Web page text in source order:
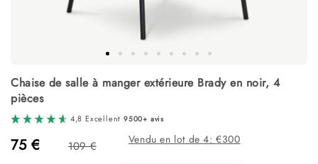
Chaise de salle à manger extérieure Brady en noir, 4
pièces
4,8 Excellent 9500+ avis
75 € 109 € Vendu en lot de 4: 300
au
début
de
la
Galerie
d’images